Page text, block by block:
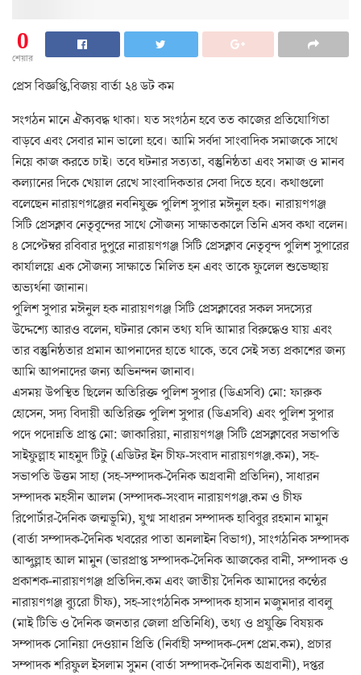
0
শেয়ার
প্রেস বিজ্ঞপ্তি,বিজয় বার্তা ২৪ ডট কম
সংগঠন মানে ঐক্যবদ্ধ থাকা। যত সংগঠন হবে তত কাজের প্রতিযোগিতা
বাড়বে এবং সেবার মান ভালো হবে। আমি সর্বদা সাংবাদিক সমাজকে সাথে
নিয়ে কাজ করতে চাই। তবে ঘটনার সত্যতা, বস্তুনিষ্ঠতা এবং সমাজ ও মানব
কল্যানের দিকে খেয়াল রেখে সাংবাদিকতার সেবা দিতে হবে। কথাগুলো
বলেছেন নারায়ণগঞ্জের নবনিযুক্ত পুলিশ সুপার মঈনুল হক। নারায়ণগঞ্জ
সিটি প্রেসক্লাব নেতৃবৃন্দের সাথে সৌজন্য সাক্ষাতকালে তিনি এসব কথা বলেন।
৪ সেপ্টেম্বর রবিবার দুপুরে নারায়ণগঞ্জ সিটি প্রেসক্লাব নেতৃবৃন্দ পুলিশ সুপারের
কার্যালয়ে এক সৌজন্য সাক্ষাতে মিলিত হন এবং তাকে ফুলেল শুভেচ্ছায়
অভ্যর্থনা জানান।
পুলিশ সুপার মঈনুল হক নারায়ণগঞ্জ সিটি প্রেসক্লাবের সকল সদস্যের
উদ্দেশ্যে আরও বলেন, ঘটনার কোন তথ্য যদি আমার বিরুদ্ধেও যায় এবং
তার বস্তুনিষ্ঠতার প্রমান আপনাদের হাতে থাকে, তবে সেই সত্য প্রকাশের জন্য
আমি আপনাদের জন্য অভিনন্দন জানাব।
এসময় উপস্থিত ছিলেন অতিরিক্ত পুলিশ সুপার (ডিএসবি) মো: ফারুক
হোসেন, সদ্য বিদায়ী অতিরিক্ত পুলিশ সুপার (ডিএসবি) এবং পুলিশ সুপার
পদে পদোন্নতি প্রাপ্ত মো: জাকারিয়া, নারায়ণগঞ্জ সিটি প্রেসক্লাবের সভাপতি
সাইফুল্লাহ মাহমুদ টিটু (এডিটর ইন চীফ-সংবাদ নারায়ণগঞ্জ.কম), সহ-
সভাপতি উত্তম সাহা (সহ-সম্পাদক-দৈনিক অগ্রবানী প্রতিদিন), সাধারন
সম্পাদক মহসীন আলম (সম্পাদক-সংবাদ নারায়ণগঞ্জ.কম ও চীফ
রিপোর্টার-দৈনিক জন্মভূমি), যুগ্ম সাধারন সম্পাদক হাবিবুর রহমান মামুন
(বার্তা সম্পাদক-দৈনিক খবরের পাতা অনলাইন বিভাগ), সাংগঠনিক সম্পাদক
আব্দুল্লাহ আল মামুন (ভারপ্রাপ্ত সম্পাদক-দৈনিক আজকের বানী, সম্পাদক ও
প্রকাশক-নারায়ণগঞ্জ প্রতিদিন.কম এবং জাতীয় দৈনিক আমাদের কন্ঠের
নারায়ণগঞ্জ ব্যুরো চীফ), সহ-সাংগঠনিক সম্পাদক হাসান মজুমদার বাবলু
(মাই টিভি ও দৈনিক জনতার জেলা প্রতিনিধি), তথ্য ও প্রযুক্তি বিষয়ক
সম্পাদক সোনিয়া দেওয়ান প্রিতি (নির্বাহী সম্পাদক-দেশ প্রেম.কম), প্রচার
সম্পাদক শরিফুল ইসলাম সুমন (বার্তা সম্পাদক-দৈনিক অগ্রবানী), দপ্তর